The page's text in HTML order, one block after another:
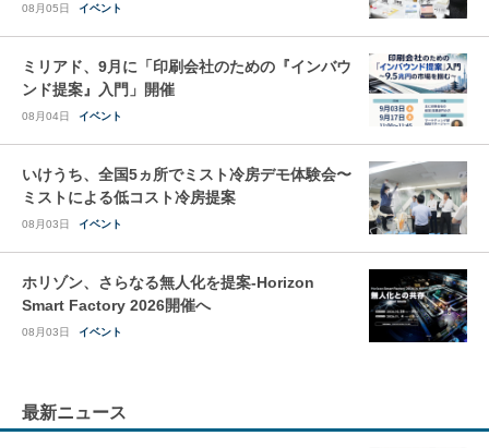
08月05日 イベント
ミリアド、9月に「印刷会社のための『インバウ
ンド提案』入門」開催
08月04日 イベント
いけうち、全国5ヵ所でミスト冷房デモ体験会〜
ミストによる低コスト冷房提案
08月03日 イベント
ホリゾン、さらなる無人化を提案-Horizon
Smart Factory 2026開催へ
08月03日 イベント
最新ニュース